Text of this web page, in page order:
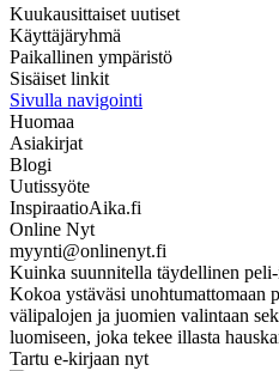
Kuukausittaiset uutiset
Käyttäjäryhmä
Paikallinen ympäristö
Sisäiset linkit
Sivulla navigointi
Huomaa
Asiakirjat
Blogi
Uutissyöte
InspiraatioAika.fi
Online Nyt
myynti@onlinenyt.fi
Kuinka suunnitella täydellinen
Kokoa ystäväsi unohtumattomaan
välipalojen ja juomien valintaan
luomiseen, joka tekee illasta
Tartu e-kirjaan nyt